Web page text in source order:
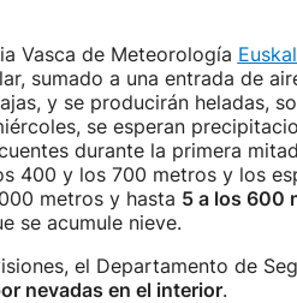
Vasca de Meteorología
sumado a una entrada de
y se producirán heladas,
se esperan
durante la primera
400 y los 700 metros y los
metros y hasta 5 a los 600
se acumule nieve.
el Departamento de
nevadas en el interior.